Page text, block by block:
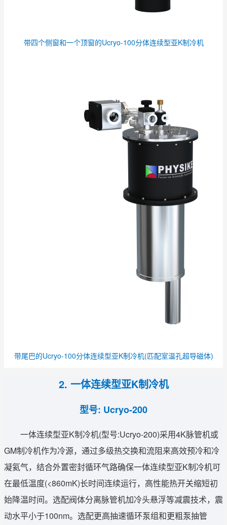
带四个侧窗和一个顶窗的Ucryo-100分体连续型亚K制冷机
带尾巴的Ucryo-100分体连续型亚K制冷机(匹配室温孔超导磁体)
2. 一体连续型亚K制冷机
型号: Ucryo-200
一体连续型亚K制冷机(型号:Ucryo-200)采用4K脉管机或
GM制冷机作为冷源，通过多级热交换和流阻来高效预冷和冷
凝氦气，结合外置密封循环气路确保一体连续型亚K制冷机可
在最低温度(<860mK)长时间连续运行，高性能热开关缩短初
始降温时间。选配阀体分离脉管机加冷头悬浮等减震技术，震
动水平小于100nm。选配更高抽速循环泵组和更粗泵抽管